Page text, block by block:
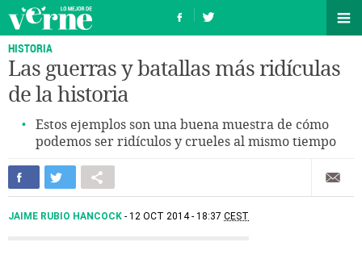
HISTORIA
Las guerras y batallas más ridículas
de la historia
Estos ejemplos son una buena muestra de cómo
podemos ser ridículos y crueles al mismo tiempo
JAIME RUBIO HANCOCK 12 OCT 2014 - 18:37 CEST